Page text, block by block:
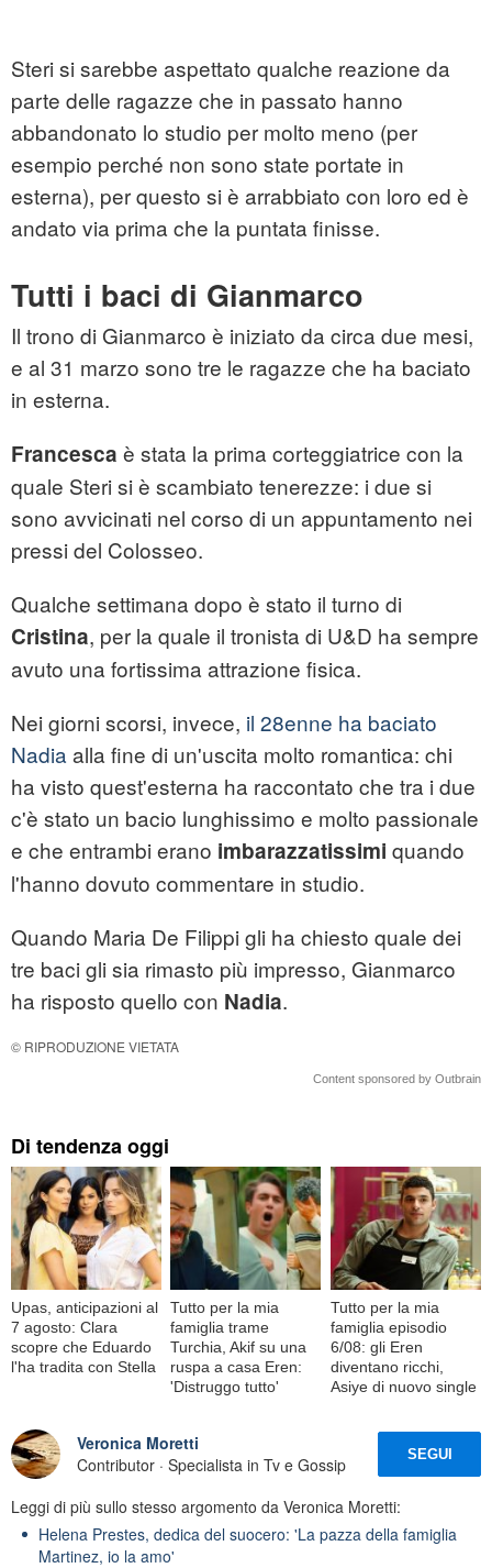
Steri si sarebbe aspettato qualche reazione da
parte delle ragazze che in passato hanno
abbandonato lo studio per molto meno (per
esempio perché non sono state portate in
esterna), per questo si è arrabbiato con loro ed è
andato via prima che la puntata finisse.
Tutti i baci di Gianmarco
Il trono di Gianmarco è iniziato da circa due mesi,
e al 31 marzo sono tre le ragazze che ha baciato
in esterna.
Francesca è stata la prima corteggiatrice con la
quale Steri si è scambiato tenerezze: i due si
sono avvicinati nel corso di un appuntamento nei
pressi del Colosseo.
Qualche settimana dopo è stato il turno di
Cristina, per la quale il tronista di U&D ha sempre
avuto una fortissima attrazione fisica.
Nei giorni scorsi, invece, il 28enne ha baciato
Nadia alla fine di un'uscita molto romantica: chi
ha visto quest'esterna ha raccontato che tra i due
c'è stato un bacio lunghissimo e molto passionale
e che entrambi erano imbarazzatissimi quando
l'hanno dovuto commentare in studio.
Quando Maria De Filippi gli ha chiesto quale dei
tre baci gli sia rimasto più impresso, Gianmarco
ha risposto quello con Nadia.
© RIPRODUZIONE VIETATA
Content sponsored by Outbrain
Di tendenza oggi
Upas, anticipazioni al
7 agosto: Clara
scopre che Eduardo
l'ha tradita con Stella
Tutto per la mia
famiglia trame
Turchia, Akif su una
ruspa a casa Eren:
'Distruggo tutto'
Tutto per la mia
famiglia episodio
6/08: gli Eren
diventano ricchi,
Asiye di nuovo single
Veronica Moretti
Contributor · Specialista in Tv e Gossip
SEGUI
Leggi di più sullo stesso argomento da Veronica Moretti:
Helena Prestes, dedica del suocero: 'La pazza della famiglia
Martinez, io la amo'